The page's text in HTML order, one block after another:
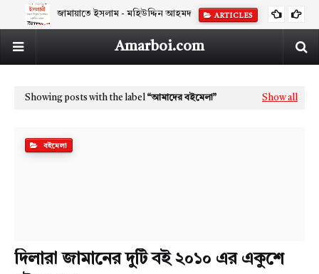
জামায়াতে ইসলাম - মহিউদ্দিন আহমদ ARTICLES
Amarboi.com
Showing posts with the label আমাদের বইমেলা Show all
বইমেলা
দিলারা জামানের দুটি বই ২০১০ এর একুশে